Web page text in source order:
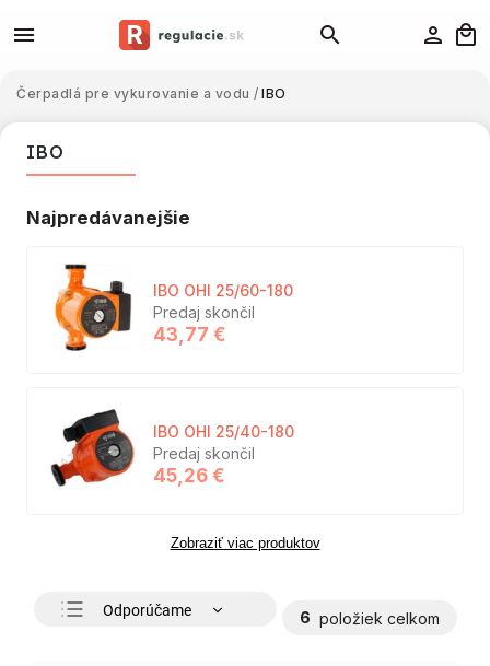
Čerpadlá pre vykurovanie a vodu / IBO
IBO
Najpredávanejšie
IBO OHI 25/60-180
Predaj skončil
43,77 €
IBO OHI 25/40-180
Predaj skončil
45,26 €
Zobraziť viac produktov
Odporúčame
6 položiek celkom